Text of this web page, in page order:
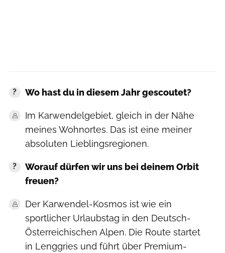
Wo hast du in diesem Jahr gescoutet?
Im Karwendelgebiet, gleich in der Nähe
meines Wohnortes. Das ist eine meiner
absoluten Lieblingsregionen.
Worauf dürfen wir uns bei deinem Orbit
freuen?
Der Karwendel-Kosmos ist wie ein
sportlicher Urlaubstag in den Deutsch-
Österreichischen Alpen. Die Route startet
in Lenggries und führt über Premium-